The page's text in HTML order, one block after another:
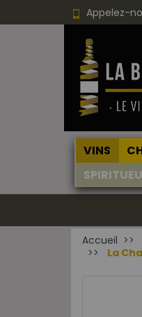
Appelez-
VINS
Accueil
La